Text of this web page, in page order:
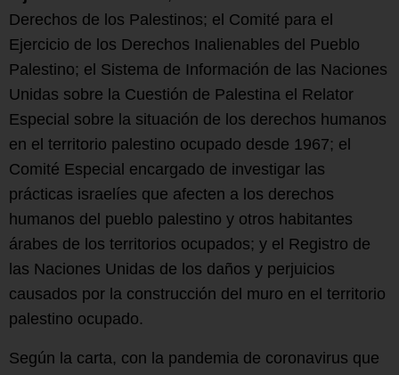
Derechos de los Palestinos; el Comité para el
Ejercicio de los Derechos Inalienables del Pueblo
Palestino; el Sistema de Información de las Naciones
Unidas sobre la Cuestión de Palestina el Relator
Especial sobre la situación de los derechos humanos
en el territorio palestino ocupado desde 1967; el
Comité Especial encargado de investigar las
prácticas israelíes que afecten a los derechos
humanos del pueblo palestino y otros habitantes
árabes de los territorios ocupados; y el Registro de
las Naciones Unidas de los daños y perjuicios
causados por la construcción del muro en el territorio
palestino ocupado.
Según la carta, con la pandemia de coronavirus que